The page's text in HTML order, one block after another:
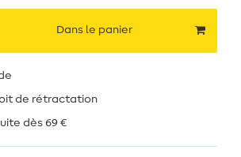
Dans le panier
de rétractation
dès 69 €